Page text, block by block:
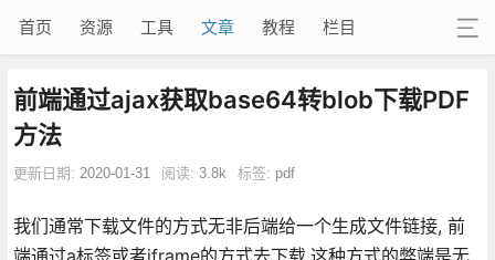
首页 资源 工具 文章 教程 栏目
前端通过ajax获取base64转blob下载PDF
方法
更新日期: 2020-01-31 阅读: 3.8k 标签: pdf
我们通常下载文件的方式无非后端给一个生成文件链接, 前
端通过a标签或者iframe的方式去下载,这种方式的弊端是无